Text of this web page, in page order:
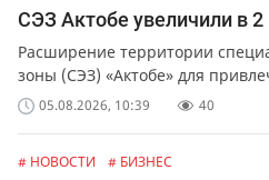
СЭЗ Актобе увеличили в 2
Расширение территории
зоны (СЭЗ) «Актобе» для
05.08.2026, 10:39 40
# НОВОСТИ # БИЗНЕС